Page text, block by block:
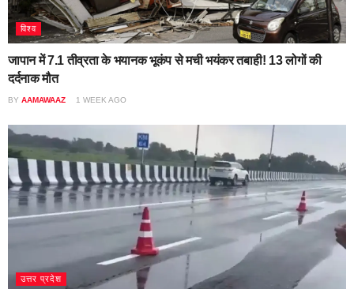
विश्व
जापान में 7.1 तीव्रता के भयानक भूकंप से मची भयंकर तबाही! 13 लोगों की
दर्दनाक मौत
BY AAMAWAAZ 1 WEEK AGO
उत्तर प्रदेश